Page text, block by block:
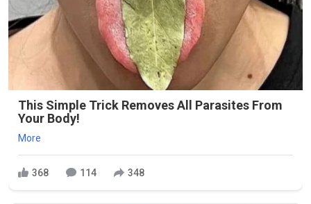
This Simple Trick Removes All Parasites From
Your Body!
More
368 114 348